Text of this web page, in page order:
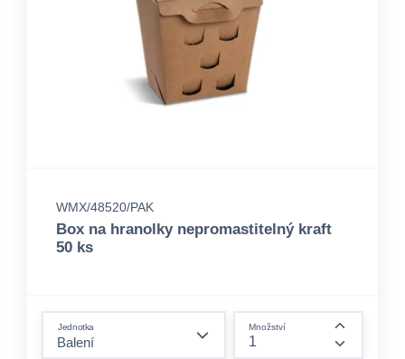
WMX/48520/PAK
Box na hranolky nepromastitelný kraft
50 ks
Jednotka Množství